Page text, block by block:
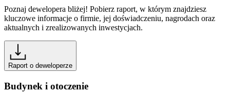
Poznaj dewelopera bliżej! Pobierz raport, w którym znajdziesz
kluczowe informacje o firmie, jej doświadczeniu, nagrodach oraz
aktualnych i zrealizowanych inwestycjach.
Raport o deweloperze
Budynek i otoczenie